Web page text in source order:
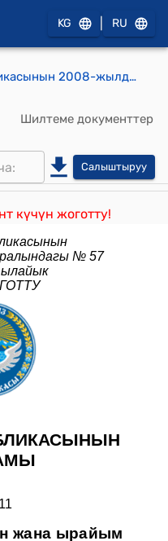
KG RU
Кыргыз Республикасынын 2008-жылдын 13-октябрындагы № 211 "Мунапыс берүүнүн жана ырайым кылуунун жалпы принциптери жөнүндө" Кыргыз Республикасынын Мыйзамына өзгөртүүлөр киргизүү тууралу" Мыйзамы
Шилтеме документтер
Салыштыруу
күчүн жоготту!